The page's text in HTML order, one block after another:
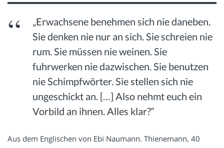
„Erwachsene benehmen sich nie daneben.
Sie denken nie nur an sich. Sie schreien nie
rum. Sie müssen nie weinen. Sie
fuhrwerken nie dazwischen. Sie benutzen
nie Schimpfwörter. Sie stellen sich nie
ungeschickt an. […] Also nehmt euch ein
Vorbild an ihnen. Alles klar?“
Aus dem Englischen von Ebi Naumann. Thienemann, 40